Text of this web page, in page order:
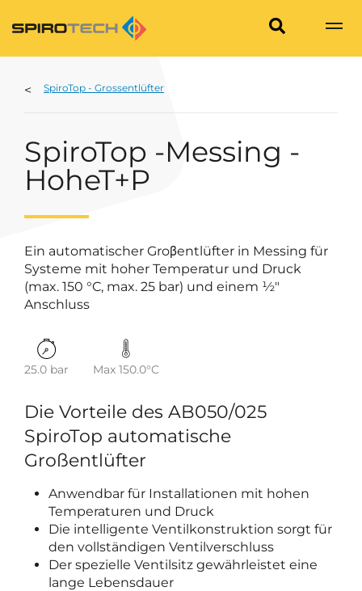
SpiroTop - Grossentlüfter
SpiroTop -Messing -
HoheT+P
Ein automatischer Groβentlüfter in Messing für
Systeme mit hoher Temperatur und Druck
(max. 150 °C, max. 25 bar) und einem ½"
Anschluss
25.0 bar Max 150.0°C
Die Vorteile des AB050/025
SpiroTop automatische
Großentlüfter
Anwendbar für Installationen mit hohen
Temperaturen und Druck
Die intelligente Ventilkonstruktion sorgt für
den vollständigen Ventilverschluss
Der spezielle Ventilsitz gewährleistet eine
lange Lebensdauer